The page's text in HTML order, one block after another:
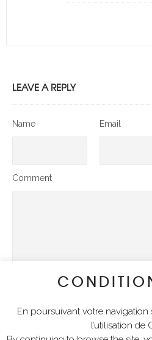
LEAVE A REPLY
Name Email
Comment
En poursuivant votre navigation
l’utilisation de